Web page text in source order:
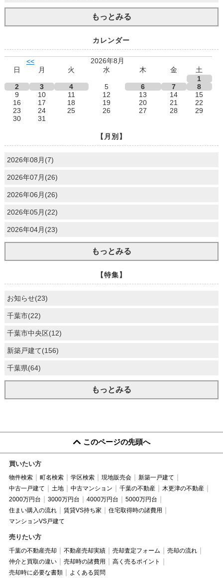
もっとみる
カレンダー
<<
2026年8月
日
月 火 水 木 金
土
1
2
3 4 5 6 7
8
9
10 11 12 13 14
15
16
17 18 19 20 21
22
23
24 25 26 27 28
29
30
31
【月別】
2026年08月(7)
2026年07月(26)
2026年06月(26)
2026年05月(22)
2026年04月(23)
もっとみる
【特集】
お知らせ(23)
千葉市(22)
千葉市中央区(12)
新築戸建て(156)
千葉県(64)
もっとみる
このページの先頭へ
買いたい方
物件検索 町名検索 学区検索 現地販売会
新築一戸建て
中古一戸建て
土地 中古マンション 千葉の不動産
木更津の不動産
2000万円台
3000万円台 4000万円台
5000万円台
住まい購入の流れ
賃貸VS持ち家
住宅取得時の諸費用
マンションVS戸建て
売りたい方
千葉の不動産売却 不動産売却実績 売却査定フォーム
売却の流れ
仲介と買取の違い
売却時の諸費用
高く売るポイント
売却時に必要な書類
よくある質問